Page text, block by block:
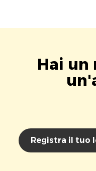
Hai un
Registra il tuo